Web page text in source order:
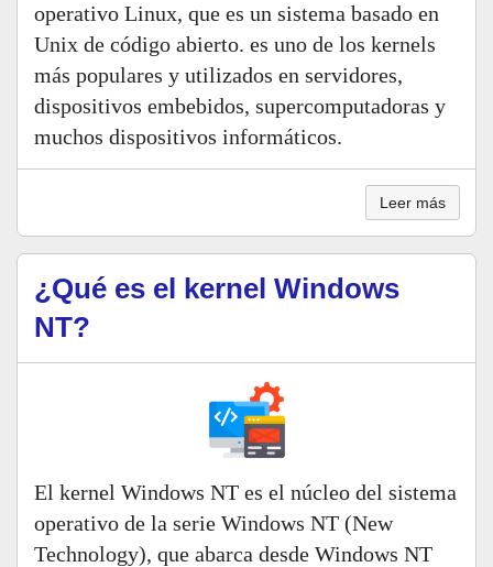
operativo Linux, que es un sistema basado en
Unix de código abierto. es uno de los kernels
más populares y utilizados en servidores,
dispositivos embebidos, supercomputadoras y
muchos dispositivos informáticos.
Leer más
¿Qué es el kernel Windows
NT?
El kernel Windows NT es el núcleo del sistema
operativo de la serie Windows NT (New
Technology), que abarca desde Windows NT